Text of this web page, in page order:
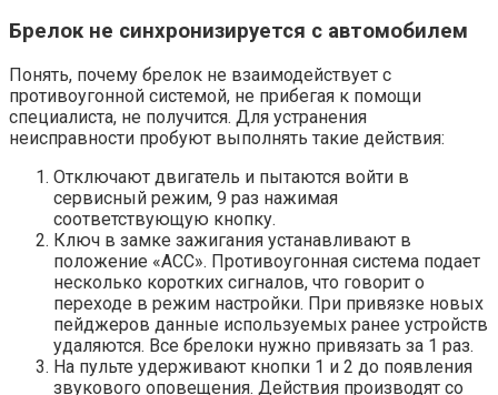
Брелок не синхронизируется с автомобилем
Понять, почему брелок не взаимодействует с
противоугонной системой, не прибегая к помощи
специалиста, не получится. Для устранения
неисправности пробуют выполнять такие действия:
Отключают двигатель и пытаются войти в
сервисный режим, 9 раз нажимая
соответствующую кнопку.
Ключ в замке зажигания устанавливают в
положение «АСС». Противоугонная система подает
несколько коротких сигналов, что говорит о
переходе в режим настройки. При привязке новых
пейджеров данные используемых ранее устройств
удаляются. Все брелоки нужно привязать за 1 раз.
На пульте удерживают кнопки 1 и 2 до появления
звукового оповещения. Действия производят со